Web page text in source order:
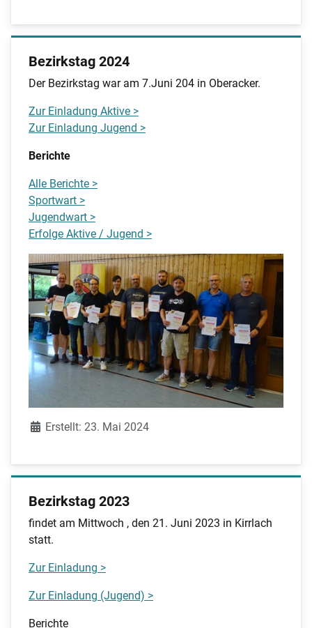
Bezirkstag 2024
Der Bezirkstag war am 7.Juni 204 in Oberacker.
Zur Einladung Aktive >
Zur Einladung Jugend >
Berichte
Alle Berichte >
Sportwart >
Jugendwart >
Erfolge Aktive / Jugend >
DetailsErstellt: 23. Mai 2024
Bezirkstag 2023
findet am Mittwoch , den 21. Juni 2023 in Kirrlach
statt.
Zur Einladung >
Zur Einladung (Jugend) >
Berichte